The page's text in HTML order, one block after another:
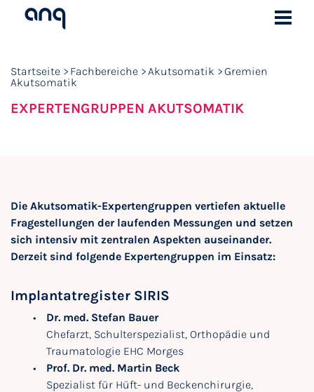
Startseite Fachbereiche Akutsomatik
Gremien
Akutsomatik
EXPERTENGRUPPEN AKUTSOMATIK
Die Akutsomatik-Expertengruppen vertiefen aktuelle
Fragestellungen der laufenden Messungen und setzen
sich intensiv mit zentralen Aspekten auseinander.
Derzeit sind folgende Expertengruppen im Einsatz:
Implantatregister SIRIS
Dr. med. Stefan Bauer
Chefarzt, Schulterspezialist, Orthopädie und
Traumatologie EHC Morges
Prof. Dr. med. Martin Beck
Spezialist für Hüft- und Beckenchirurgie,